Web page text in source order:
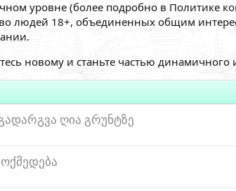
уровне (более подробно в Политике
людей 18+, объединенных общим
новому и станьте частью
ღია გრუნტზე